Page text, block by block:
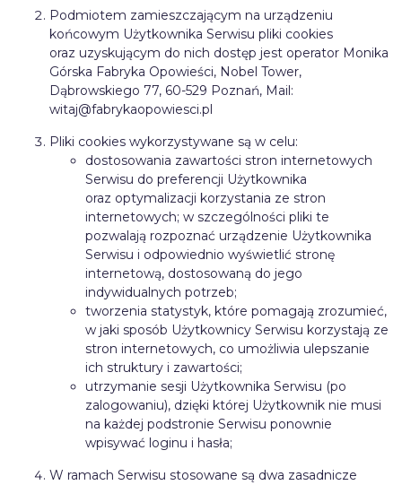
Podmiotem zamieszczającym na urządzeniu
końcowym Użytkownika Serwisu pliki cookies
oraz uzyskującym do nich dostęp jest operator Monika
Górska Fabryka Opowieści, Nobel Tower,
Dąbrowskiego 77, 60-529 Poznań, Mail:
witaj@fabrykaopowiesci.pl
Pliki cookies wykorzystywane są w celu:
dostosowania zawartości stron internetowych
Serwisu do preferencji Użytkownika
oraz optymalizacji korzystania ze stron
internetowych; w szczególności pliki te
pozwalają rozpoznać urządzenie Użytkownika
Serwisu i odpowiednio wyświetlić stronę
internetową, dostosowaną do jego
indywidualnych potrzeb;
tworzenia statystyk, które pomagają zrozumieć,
w jaki sposób Użytkownicy Serwisu korzystają ze
stron internetowych, co umożliwia ulepszanie
ich struktury i zawartości;
utrzymanie sesji Użytkownika Serwisu (po
zalogowaniu), dzięki której Użytkownik nie musi
na każdej podstronie Serwisu ponownie
wpisywać loginu i hasła;
W ramach Serwisu stosowane są dwa zasadnicze